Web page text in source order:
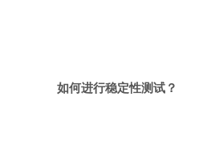
如何进行稳定性测试？